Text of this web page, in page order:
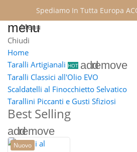
Spediamo In Tutta Europa
menu
Menu
Chiudi
Home
Taralli Artigianali HOT addremove
Taralli Classici all'Olio EVO
Scaldatelli al Finocchietto Selvatico
Tarallini Piccanti e Gusti Sfiziosi
Best Selling
addremove
Nuovo